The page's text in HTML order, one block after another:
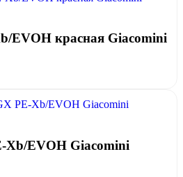
EVOH красная Giacomini
Xb/EVOH Giacomini